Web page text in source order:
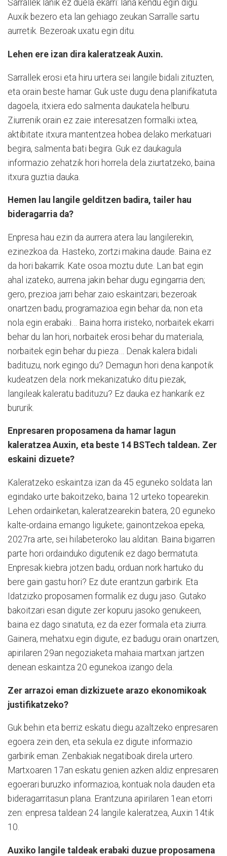
Sarrallek lanik ez duela ekarri: lana kendu egin digu.
Auxik bezero eta lan gehiago zeukan Sarralle sartu
aurretik. Bezeroak uxatu egin ditu.
Lehen ere izan dira kaleratzeak Auxin.
Sarrallek erosi eta hiru urtera sei langile bidali zituzten,
eta orain beste hamar. Guk uste dugu dena planifikatuta
dagoela, itxiera edo salmenta daukatela helburu.
Ziurrenik orain ez zaie interesatzen formalki ixtea,
aktibitate itxura mantentzea hobea delako merkatuari
begira, salmenta bati begira. Guk ez daukagula
informazio zehatzik hori horrela dela ziurtatzeko, baina
itxura guztia dauka.
Hemen lau langile gelditzen badira, tailer hau
bideragarria da?
Enpresa hau ezin da aurrera atera lau langilerekin,
ezinezkoa da. Hasteko, zortzi makina daude. Baina ez
da hori bakarrik. Kate osoa moztu dute. Lan bat egin
ahal izateko, aurrena jakin behar dugu egingarria den;
gero, prezioa jarri behar zaio eskaintzari; bezeroak
onartzen badu, programazioa egin behar da; non eta
nola egin erabaki… Baina horra iristeko, norbaitek ekarri
behar du lan hori, norbaitek erosi behar du materiala,
norbaitek egin behar du pieza… Denak kalera bidali
badituzu, nork egingo du? Demagun hori dena kanpotik
kudeatzen dela: nork mekanizatuko ditu piezak,
langileak kaleratu badituzu? Ez dauka ez hankarik ez
bururik.
Enpresaren proposamena da hamar lagun
kaleratzea Auxin, eta beste 14 BSTech taldean. Zer
eskaini dizuete?
Kaleratzeko eskaintza izan da 45 eguneko soldata lan
egindako urte bakoitzeko, baina 12 urteko topearekin.
Lehen ordainketan, kaleratzearekin batera, 20 eguneko
kalte-ordaina emango ligukete; gainontzekoa epeka,
2027ra arte, sei hilabeteroko lau alditan. Baina bigarren
parte hori ordainduko digutenik ez dago bermatuta.
Enpresak kiebra jotzen badu, orduan nork hartuko du
bere gain gastu hori? Ez dute erantzun garbirik. Eta
Idatzizko proposamen formalik ez dugu jaso. Gutako
bakoitzari esan digute zer kopuru jasoko genukeen,
baina ez dago sinatuta, ez da ezer formala eta ziurra.
Gainera, mehatxu egin digute, ez badugu orain onartzen,
apirilaren 29an negoziaketa mahaia martxan jartzen
denean eskaintza 20 egunekoa izango dela.
Zer arrazoi eman dizkizuete arazo ekonomikoak
justifikatzeko?
Guk behin eta berriz eskatu diegu azaltzeko enpresaren
egoera zein den, eta sekula ez digute informazio
garbirik eman. Zenbakiak negatiboak direla urtero.
Martxoaren 17an eskatu genien azken aldiz enpresaren
egoerari buruzko informazioa, kontuak nola dauden eta
bideragarritasun plana. Erantzuna apirilaren 1ean etorri
zen: enpresa taldean 24 langile kaleratzea, Auxin 14tik
10.
Auxiko langile taldeak erabaki duzue proposamena